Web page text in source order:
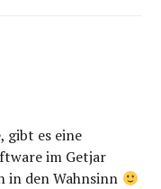
gibt es eine
im Getjar
in den Wahnsinn